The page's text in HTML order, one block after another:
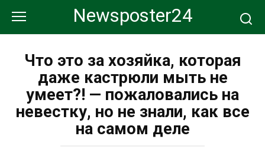
контенту
Newsposter24
Что это за хозяйка, которая
даже кастрюли мыть не
умеет?! — пожаловались на
невестку, но не знали, как все
на самом деле